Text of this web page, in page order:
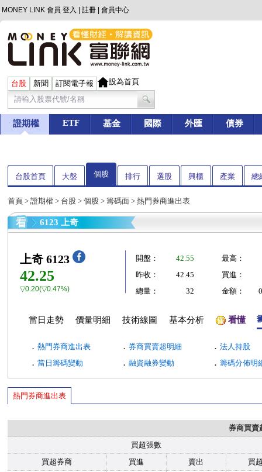
MONEY LINK 會員 登入 註冊 會員中心
台股 新聞 訂閱電子報 設為首頁
證期權 ETF 基金 國際 外匯 債券
台股首頁 大盤 個股 排行 選股 興櫃 產業 總
首頁 > 證期權 > 台股 > 個股 > 籌碼面 > 熱門券商進出表
6123 上奇
上奇 6123
42.25
▽0.20(▽0.47%)
開盤： 42.55
最高：
昨收：
42.45
買進：
總量：
32 金額：
當日走勢 價量明細 技術線圖 基本分析 看懂
． 熱門券商進出表 ． 券商買賣超明細 ． 法人持股
． 當日籌碼變動 ． 融資融券變動 ． 籌碼分佈明
熱門券商進出表
券商買賣
買超張數
買超券商
買進 賣出 買